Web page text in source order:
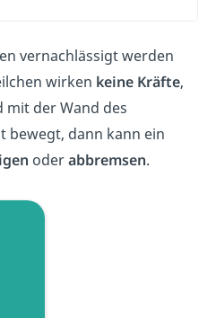
vernachlässigt werden
wirken keine Kräfte,
mit der Wand des
bewegt, dann kann ein
oderabbremsen.